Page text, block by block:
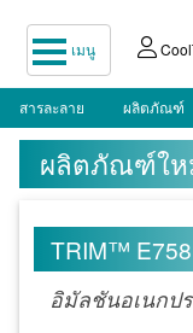
เมนู
สารละลาย ผลิตภัณฑ์
ผลิตภัณฑ์ใ
TRIM™ E758
อิมัลชันอเนกป